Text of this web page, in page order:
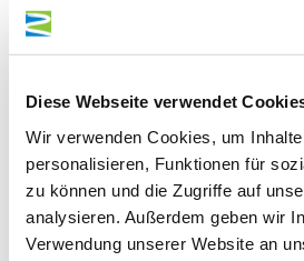
Diese Webseite verwendet
Wir verwenden Cookies, um
personalisieren, Funktionen für
zu können und die Zugriffe auf
analysieren. Außerdem geben wir
Verwendung unserer Website an
Ausrüstung
Tipp des Autors
Anfahrt